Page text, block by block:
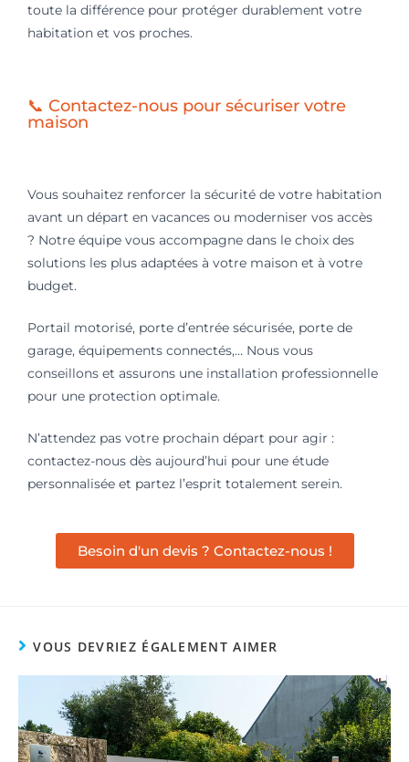
toute la différence pour protéger durablement votre
habitation et vos proches.
📞 Contactez-nous pour sécuriser votre
maison
Vous souhaitez renforcer la sécurité de votre habitation
avant un départ en vacances ou moderniser vos accès
? Notre équipe vous accompagne dans le choix des
solutions les plus adaptées à votre maison et à votre
budget.
Portail motorisé, porte d’entrée sécurisée, porte de
garage, équipements connectés,… Nous vous
conseillons et assurons une installation professionnelle
pour une protection optimale.
N’attendez pas votre prochain départ pour agir :
contactez-nous dès aujourd’hui pour une étude
personnalisée et partez l’esprit totalement serein.
Besoin d'un devis ? Contactez-nous !
VOUS DEVRIEZ ÉGALEMENT AIMER